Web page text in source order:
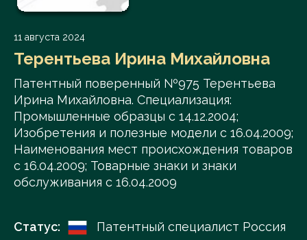
11 августа 2024
Терентьева Ирина Михайловна
Патентный поверенный №975 Терентьева
Ирина Михайловна. Специализация:
Промышленные образцы с 14.12.2004;
Изобретения и полезные модели с 16.04.2009;
Наименования мест происхождения товаров
с 16.04.2009; Товарные знаки и знаки
обслуживания с 16.04.2009
Статус:
Патентный специалист Россия